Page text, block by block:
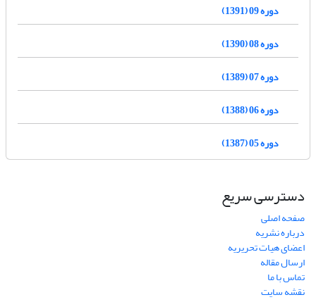
دوره 09 (1391)
دوره 08 (1390)
دوره 07 (1389)
دوره 06 (1388)
دوره 05 (1387)
دسترسی سریع
صفحه اصلی
درباره نشریه
اعضای هیات تحریریه
ارسال مقاله
تماس با ما
نقشه سایت